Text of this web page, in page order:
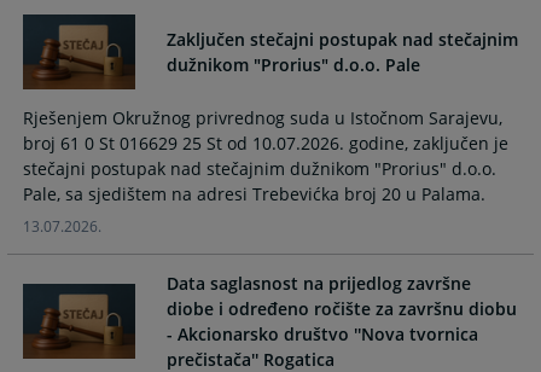
the
question
mark
key
to
get
the
keyboard
shortcuts
for
changing
dates.
question
mark
to
get
the
keyboard
for
changing
dates.
Zaključen stečajni postupak nad stečajnim
dužnikom "Prorius" d.o.o. Pale
Rješenjem Okružnog privrednog suda u Istočnom Sarajevu,
broj 61 0 St 016629 25 St od 10.07.2026. godine, zaključen je
stečajni postupak nad stečajnim dužnikom "Prorius" d.o.o.
Pale, sa sjedištem na adresi Trebevićka broj 20 u Palama.
13.07.2026.
Data saglasnost na prijedlog završne
diobe i određeno ročište za završnu diobu
- Akcionarsko društvo ''Nova tvornica
prečistača'' Rogatica